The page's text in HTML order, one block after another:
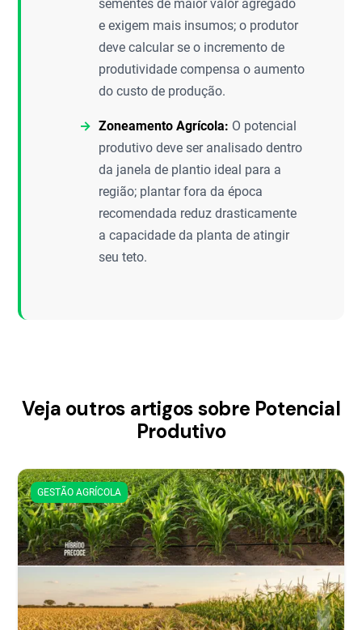
sementes de maior valor agregado
e exigem mais insumos; o produtor
deve calcular se o incremento de
produtividade compensa o aumento
do custo de produção.
Zoneamento Agrícola: O potencial
produtivo deve ser analisado dentro
da janela de plantio ideal para a
região; plantar fora da época
recomendada reduz drasticamente
a capacidade da planta de atingir
seu teto.
Veja outros artigos sobre Potencial
Produtivo
GESTÃO AGRÍCOLA